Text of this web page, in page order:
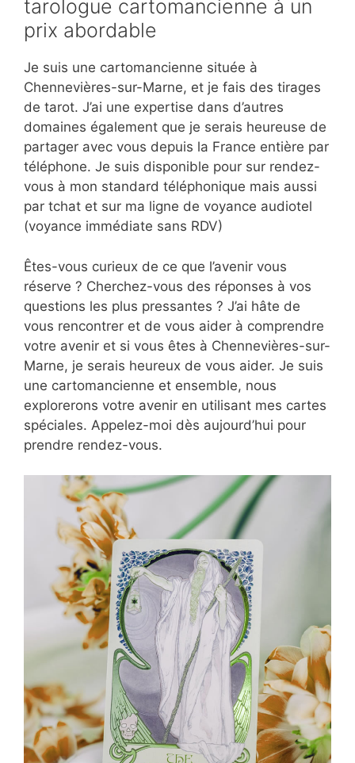
tarologue cartomancienne à un
prix abordable
Je suis une cartomancienne située à
Chennevières-sur-Marne, et je fais des tirages
de tarot. J’ai une expertise dans d’autres
domaines également que je serais heureuse de
partager avec vous depuis la France entière par
téléphone. Je suis disponible pour sur rendez-
vous à mon standard téléphonique mais aussi
par tchat et sur ma ligne de voyance audiotel
(voyance immédiate sans RDV)
Êtes-vous curieux de ce que l’avenir vous
réserve ? Cherchez-vous des réponses à vos
questions les plus pressantes ? J’ai hâte de
vous rencontrer et de vous aider à comprendre
votre avenir et si vous êtes à Chennevières-sur-
Marne, je serais heureux de vous aider. Je suis
une cartomancienne et ensemble, nous
explorerons votre avenir en utilisant mes cartes
spéciales. Appelez-moi dès aujourd’hui pour
prendre rendez-vous.